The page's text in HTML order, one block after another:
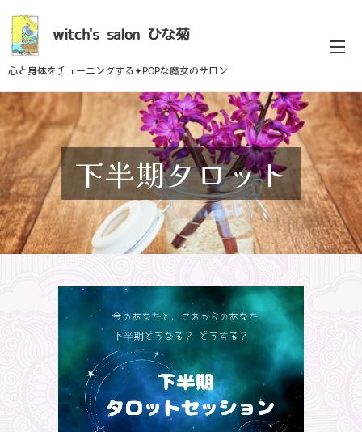
witch's salon ひな菊
心と身体をチューニングする✦POPな魔女のサロン
下半期タロット